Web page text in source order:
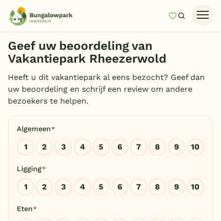
MijnZoeken
Last minutes
Top 12 aanbiedingen
Zomervakantie
Vakantiepark keuzehulp
Geef uw beoordeling van
Vakantiepark Rheezerwold
Heeft u dit vakantiepark al eens bezocht? Geef dan
uw beoordeling en schrijf een review om andere
bezoekers te helpen.
Algemeen*
1 2 3 4 5 6 7 8 9 10
Ligging*
1 2 3 4 5 6 7 8 9 10
Eten*